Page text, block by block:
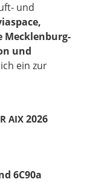
und
Mecklenburg-
und
ein zur
AIX 2026
6C90a